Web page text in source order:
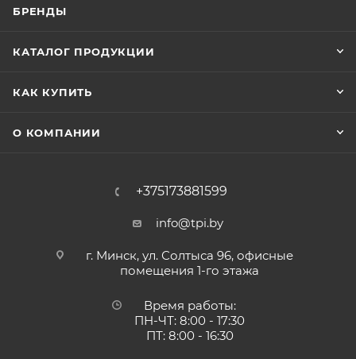
БРЕНДЫ
КАТАЛОГ ПРОДУКЦИИ
КАК КУПИТЬ
О КОМПАНИИ
+375173881599
info@tpi.by
г. Минск, ул. Солтыса 96, офисные
помещения 1-го этажа
Время работы:
ПН-ЧТ: 8:00 - 17:30
ПТ: 8:00 - 16:30